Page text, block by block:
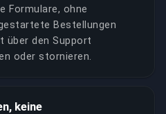
Formulare, ohne
Bestellungen
über den Support
oder stornieren.
keine